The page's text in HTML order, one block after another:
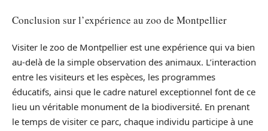
Conclusion sur l’expérience au zoo de Montpellier
Visiter le zoo de Montpellier est une expérience qui va bien
au-delà de la simple observation des animaux. L’interaction
entre les visiteurs et les espèces, les programmes
éducatifs, ainsi que le cadre naturel exceptionnel font de ce
lieu un véritable monument de la biodiversité. En prenant
le temps de visiter ce parc, chaque individu participe à une